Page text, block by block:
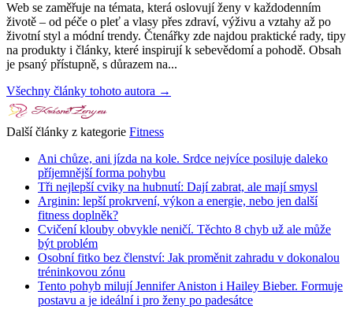
Web se zaměřuje na témata, která oslovují ženy v každodenním
životě – od péče o pleť a vlasy přes zdraví, výživu a vztahy až po
životní styl a módní trendy. Čtenářky zde najdou praktické rady, tipy
na produkty i články, které inspirují k sebevědomí a pohodě. Obsah
je psaný přístupně, s důrazem na...
Všechny články tohoto autora →
Další články z kategorie Fitness
Ani chůze, ani jízda na kole. Srdce nejvíce posiluje daleko
příjemnější forma pohybu
Tři nejlepší cviky na hubnutí: Dají zabrat, ale mají smysl
Arginin: lepší prokrvení, výkon a energie, nebo jen další
fitness doplněk?
Cvičení klouby obvykle neničí. Těchto 8 chyb už ale může
být problém
Osobní fitko bez členství: Jak proměnit zahradu v dokonalou
tréninkovou zónu
Tento pohyb milují Jennifer Aniston i Hailey Bieber. Formuje
postavu a je ideální i pro ženy po padesátce